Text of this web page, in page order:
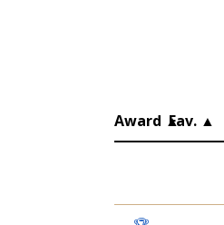
Award ▲
Fav. ▲